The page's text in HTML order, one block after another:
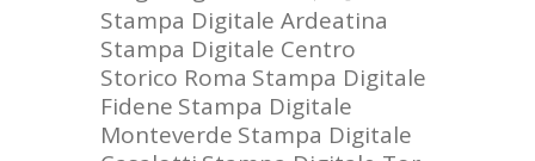
Stampa Digitale Ardeatina
Stampa Digitale Centro
Storico Roma Stampa Digitale
Fidene Stampa Digitale
Monteverde Stampa Digitale